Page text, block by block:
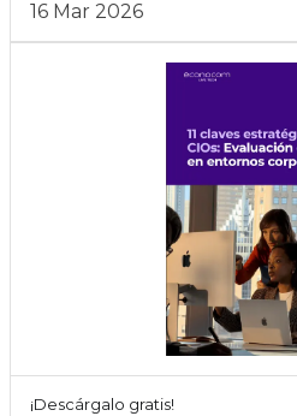
16 Mar 2026
¡Descárgalo gratis!